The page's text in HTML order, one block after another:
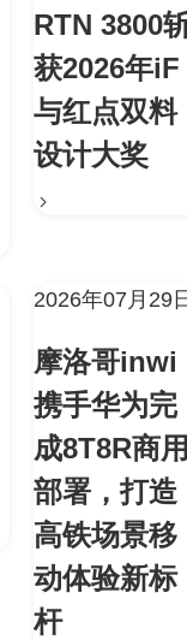
RTN 3800
获2026年iF
与红点双料
设计大奖
2026年07月29
摩洛哥inwi
携手华为完
成8T8R商
部署，打造
高铁场景移
动体验新标
杆